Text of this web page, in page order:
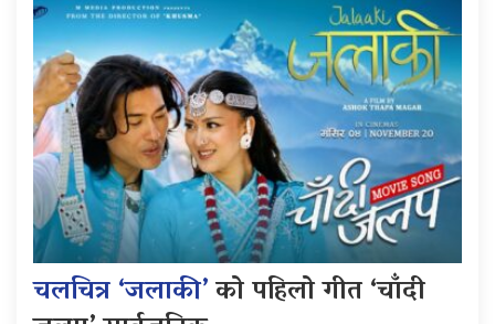
चलचित्र ‘जलाकी’को पहिलो गीत ‘चाँदी